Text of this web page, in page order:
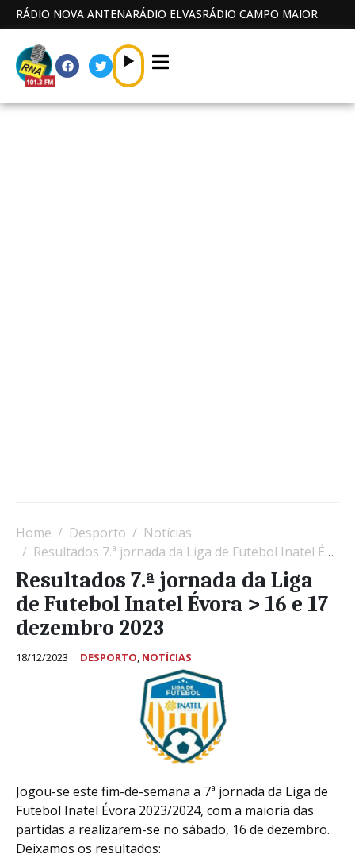
RÁDIO NOVA ANTENARÁDIO ELVASRÁDIO CAMPO MAIOR
Home Desporto
Notícias
Resultados 7.ª jornada da Liga de Futebol Inatel Évora > 16 e 17 dezembro 2023
Resultados 7.ª jornada da Liga
de Futebol Inatel Évora > 16 e 17
dezembro 2023
18/12/2023 DESPORTO, NOTÍCIAS
Jogou-se este fim-de-semana a 7ª jornada da Liga de
Futebol Inatel Évora 2023/2024, com a maioria das
partidas a realizarem-se no sábado, 16 de dezembro.
Deixamos os resultados: